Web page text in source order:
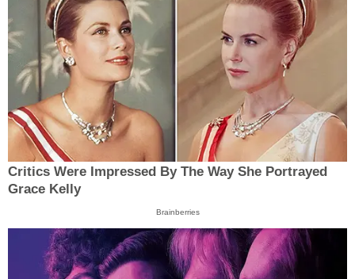
Critics Were Impressed By The Way She Portrayed
Grace Kelly
Brainberries